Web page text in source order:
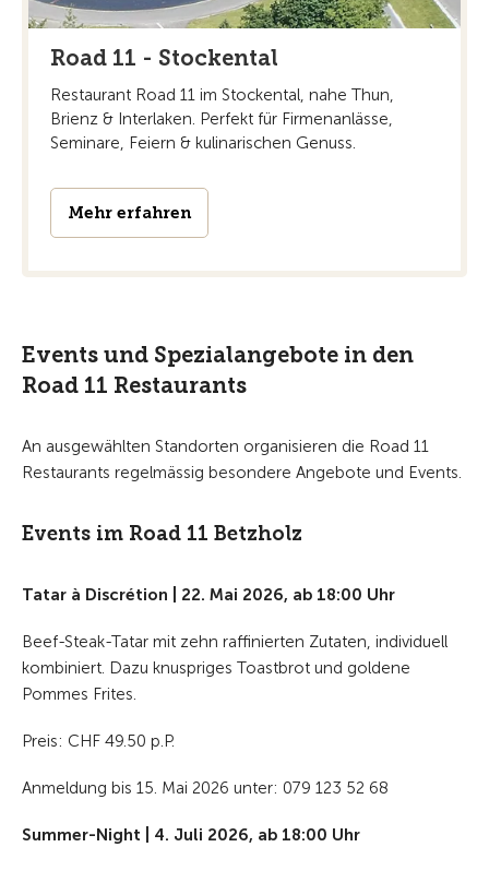
Road 11 - Stockental
Restaurant Road 11 im Stockental, nahe Thun,
Brienz & Interlaken. Perfekt für Firmenanlässe,
Seminare, Feiern & kulinarischen Genuss.
Mehr erfahren
Events und Spezialangebote in den
Road 11 Restaurants
An ausgewählten Standorten organisieren die Road 11
Restaurants regelmässig besondere Angebote und Events.
Events im Road 11 Betzholz
Tatar à Discrétion | 22. Mai 2026, ab 18:00 Uhr
Beef-Steak-Tatar mit zehn raffinierten Zutaten, individuell
kombiniert. Dazu knuspriges Toastbrot und goldene
Pommes Frites.
Preis: CHF 49.50 p.P.
Anmeldung bis 15. Mai 2026 unter: 079 123 52 68
Summer-Night | 4. Juli 2026, ab 18:00 Uhr